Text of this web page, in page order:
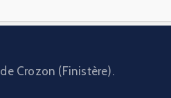
Crozon (Finistère).